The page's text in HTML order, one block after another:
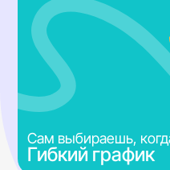
Сам выбираешь,
Гибкий график